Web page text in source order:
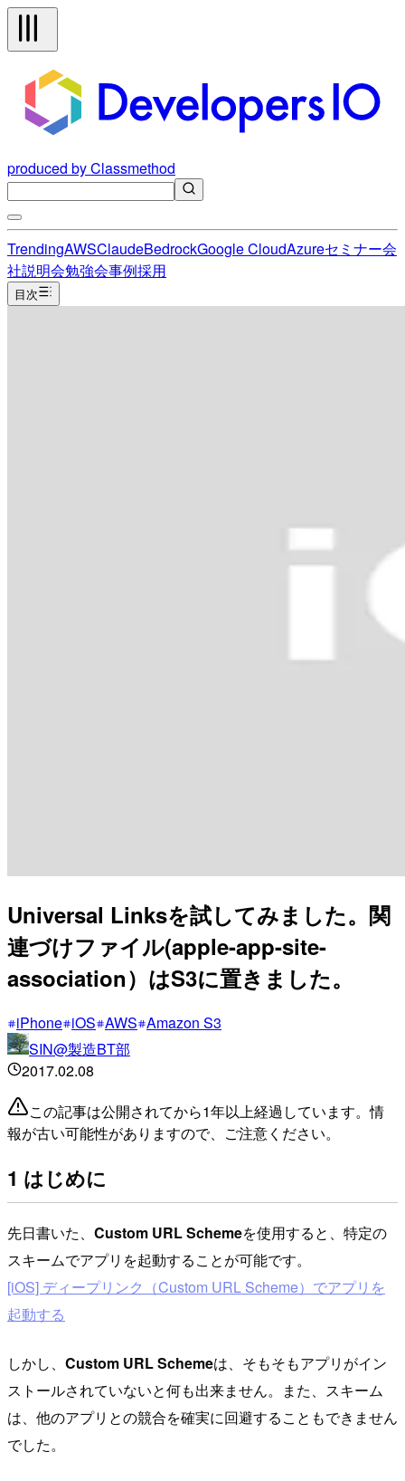
produced by Classmethod
TrendingAWSClaudeBedrockGoogle CloudAzureセミナー会
社説明会勉強会事例採用
目次
Universal Linksを試してみました。関
連づけファイル(apple-app-site-
association）はS3に置きました。
iPhone iOS AWS Amazon S3
SIN@製造BT部
2017.02.08
この記事は公開されてから1年以上経過しています。情
報が古い可能性がありますので、ご注意ください。
1 はじめに
先日書いた、 Custom URL Schemeを使用すると、特定の
スキームでアプリを起動することが可能です。
[iOS] ディープリンク（Custom URL Scheme）でアプリを
起動する
しかし、 Custom URL Schemeは、そもそもアプリがイン
ストールされていないと何も出来ません。また、スキーム
は、他のアプリとの競合を確実に回避することもできません
でした。